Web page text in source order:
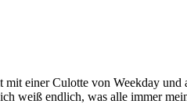
einer Culotte von Weekday und
weiß endlich, was alle immer